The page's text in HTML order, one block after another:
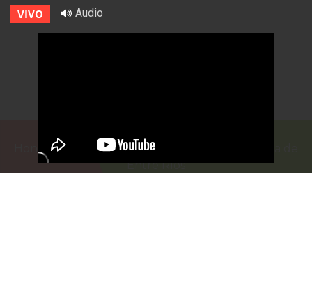
Honorable Cámara de Senadores de la Provincia de
Entre Ríos
VIVO Audio